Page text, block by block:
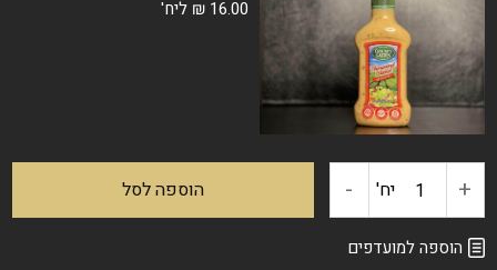
בטעם
מיונז
₪ 16.00 ליח'
+ כמות
של
יח' - הוספה לסל
הוספה למועדפים